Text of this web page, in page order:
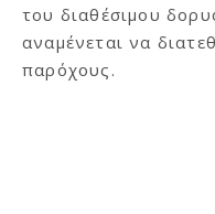
του διαθέσιμου
αναμένεται να
παρόχους.